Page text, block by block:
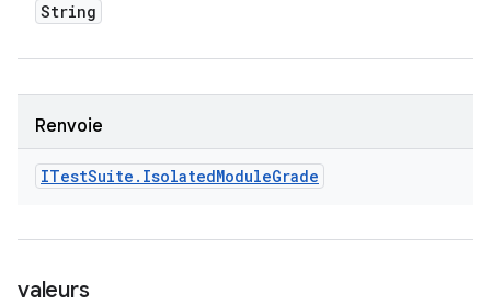
String
Renvoie
ITestSuite . IsolatedModuleGrade
valeurs